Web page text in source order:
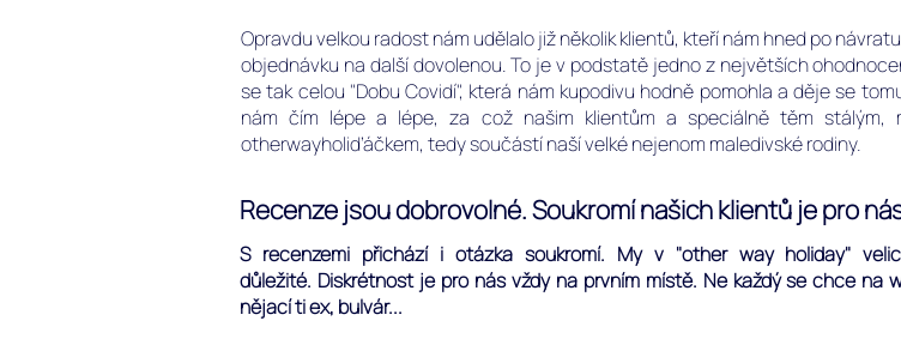
Opravdu velkou radost nám udělalo již několik klientů, kteří nám hned po
objednávku na další dovolenou. To je v podstatě jedno z největších
se tak celou "Dobu Covidí", která nám kupodivu hodně pomohla a děje se
nám čím lépe a lépe, za což našim klientům a speciálně těm
otherwayholiďáčkem, tedy součástí naší velké nejenom maledivské rodiny.
Recenze jsou dobrovolné. Soukromí našich klientů je pro
S recenzemi přichází i otázka soukromí. My v "other way holiday"
důležité. Diskrétnost je pro nás vždy na prvním místě. Ne každý se chce na
nějací ti ex, bulvár...